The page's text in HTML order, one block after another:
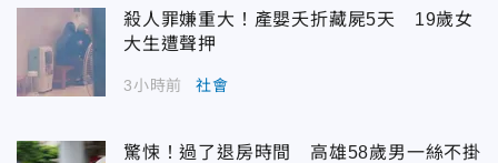
殺人罪嫌重大！產嬰夭折藏屍5天 19歲女
大生遭聲押
3小時前 社會
驚悚！過了退房時間 高雄58歲男一絲不掛